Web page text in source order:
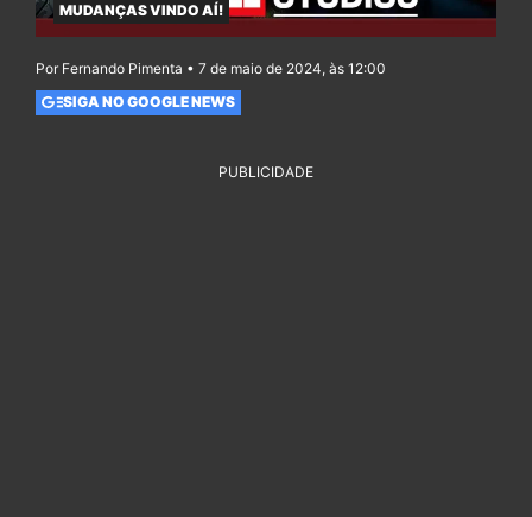
MUDANÇAS VINDO AÍ!
Por Fernando Pimenta • 7 de maio de 2024, às 12:00
SIGA NO GOOGLE NEWS
PUBLICIDADE